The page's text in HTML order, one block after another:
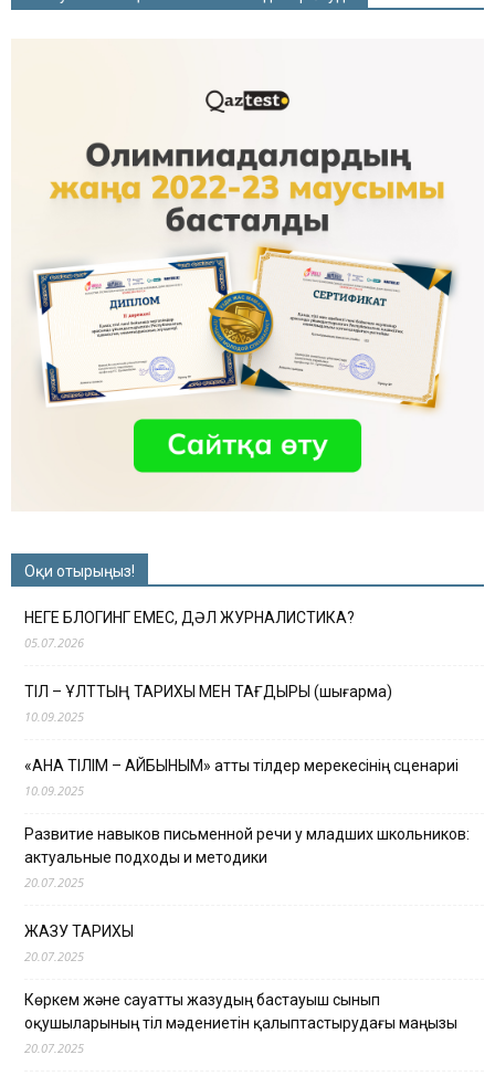
Оқи отырыңыз!
НЕГЕ БЛОГИНГ ЕМЕС, ДӘЛ ЖУРНАЛИСТИКА?
05.07.2026
ТІЛ – ҰЛТТЫҢ ТАРИХЫ МЕН ТАҒДЫРЫ (шығарма)
10.09.2025
«АНА ТІЛІМ – АЙБЫНЫМ» атты тілдер мерекесінің сценариі
10.09.2025
Развитие навыков письменной речи у младших школьников:
актуальные подходы и методики
20.07.2025
ЖАЗУ ТАРИХЫ
20.07.2025
Көркем және сауатты жазудың бастауыш сынып
оқушыларының тіл мәдениетін қалыптастырудағы маңызы
20.07.2025